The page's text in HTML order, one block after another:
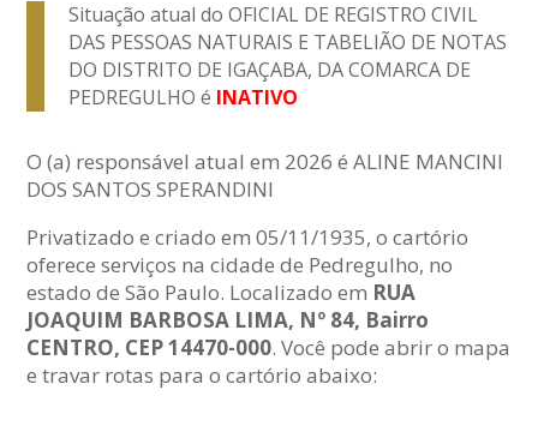
Situação atual do OFICIAL DE REGISTRO CIVIL
DAS PESSOAS NATURAIS E TABELIÃO DE NOTAS
DO DISTRITO DE IGAÇABA, DA COMARCA DE
PEDREGULHO é INATIVO
O (a) responsável atual em 2026 é ALINE MANCINI
DOS SANTOS SPERANDINI
Privatizado e criado em 05/11/1935, o cartório
oferece serviços na cidade de Pedregulho, no
estado de São Paulo. Localizado em RUA
JOAQUIM BARBOSA LIMA, Nº 84, Bairro
CENTRO, CEP 14470-000. Você pode abrir o mapa
e travar rotas para o cartório abaixo: